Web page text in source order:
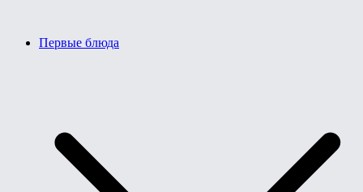
Первые блюда